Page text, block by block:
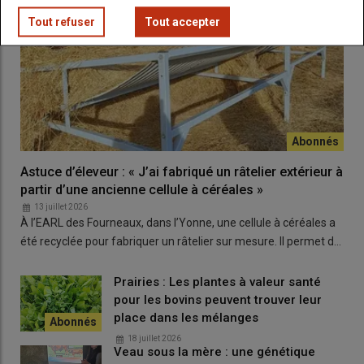
engraissées 100 % à l’herbe pâturée en été et à
l’automne ?
Un lot de 17 couples mère-veau est conduit sur 9,5 ha répartis
Astuce d’éleveur : « J’ai fabriqué un râtelier extérieur à
partir d’une ancienne cellule à céréales »
13 juillet 2026
À l’EARL des Fourneaux, dans l’Yonne, une cellule à céréales a
été recyclée pour fabriquer un râtelier sur mesure. Il permet d…
Prairies : Les plantes à valeur santé
pour les bovins peuvent trouver leur
place dans les mélanges
18 juillet 2026
Veau sous la mère : une génétique
Tout refuser Tout accepter